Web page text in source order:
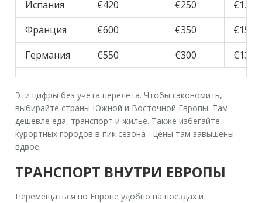
Испания
€420 €250
€120
Франция
€600 €350
€150
Германия
€550 €300 €130
Эти цифры без учета перелета. Чтобы сэкономить,
выбирайте страны Южной и Восточной Европы. Там
дешевле еда, транспорт и жилье. Также избегайте
курортных городов в пик сезона - цены там завышены
вдвое.
ТРАНСПОРТ ВНУТРИ ЕВРОПЫ
Перемещаться по Европе удобно на поездах и